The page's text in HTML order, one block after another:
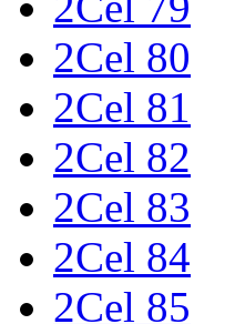
2Cel 80
2Cel 81
2Cel 82
2Cel 83
2Cel 84
2Cel 85